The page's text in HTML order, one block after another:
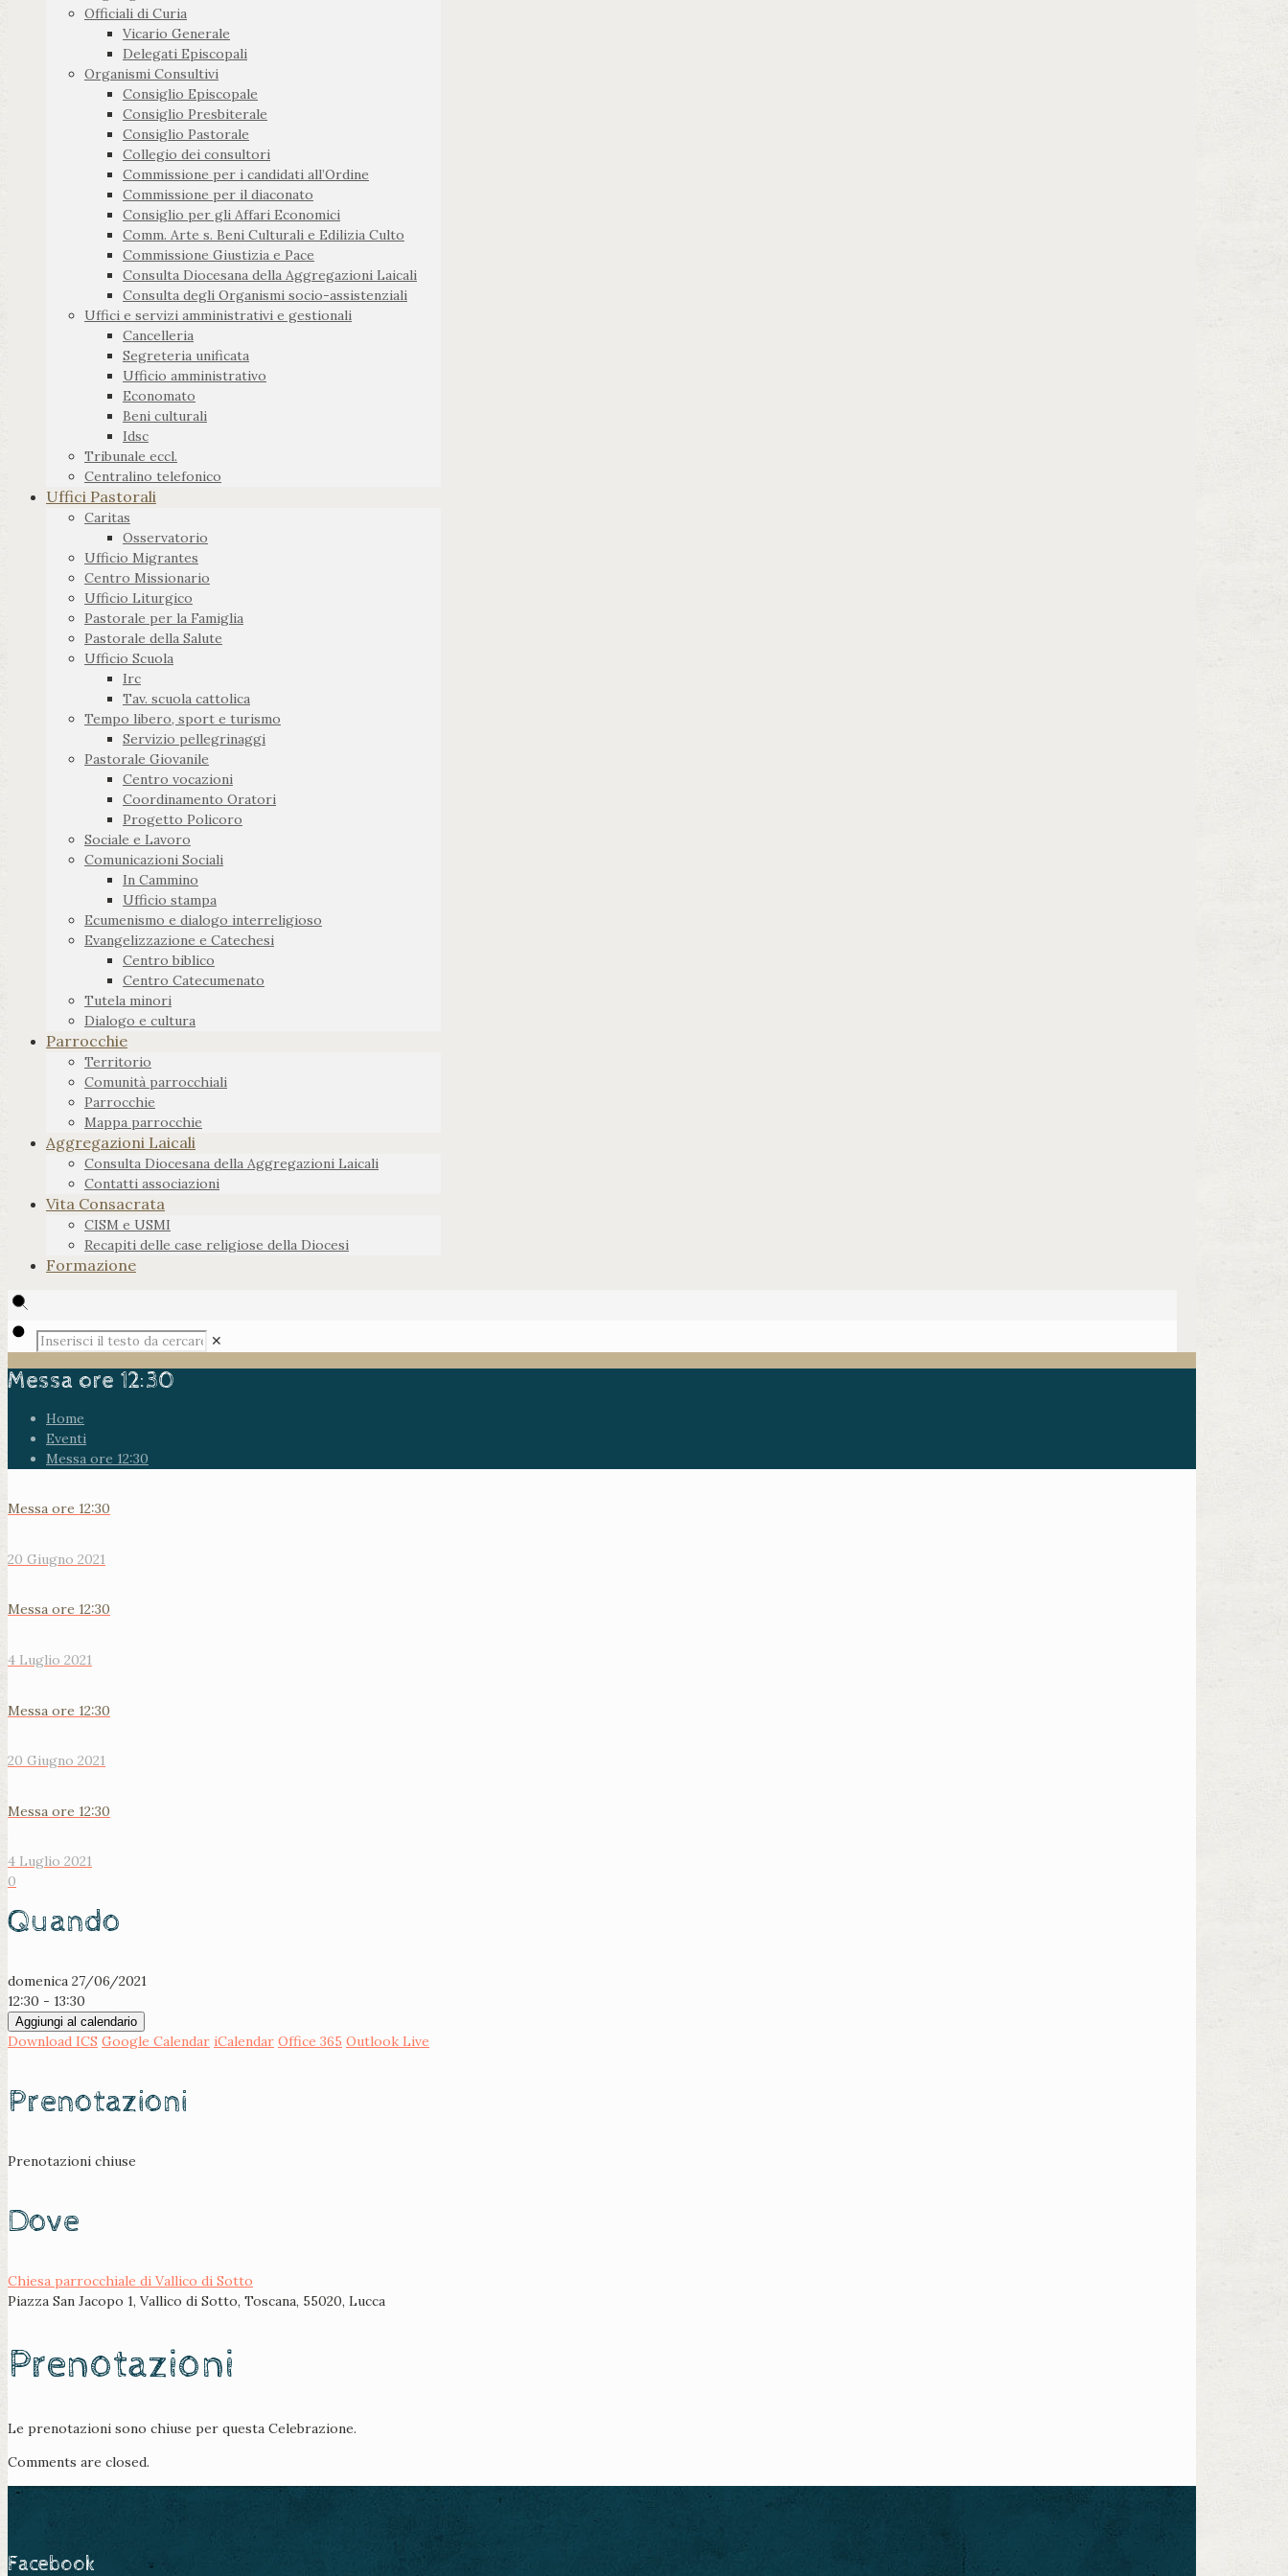
Officiali di Curia
Vicario Generale
Delegati Episcopali
Organismi Consultivi
Consiglio Episcopale
Consiglio Presbiterale
Consiglio Pastorale
Collegio dei consultori
Commissione per i candidati all’Ordine
Commissione per il diaconato
Consiglio per gli Affari Economici
Comm. Arte s. Beni Culturali e Edilizia Culto
Commissione Giustizia e Pace
Consulta Diocesana della Aggregazioni Laicali
Consulta degli Organismi socio-assistenziali
Uffici e servizi amministrativi e gestionali
Cancelleria
Segreteria unificata
Ufficio amministrativo
Economato
Beni culturali
Idsc
Tribunale eccl.
Centralino telefonico
Uffici Pastorali
Caritas
Osservatorio
Ufficio Migrantes
Centro Missionario
Ufficio Liturgico
Pastorale per la Famiglia
Pastorale della Salute
Ufficio Scuola
Irc
Tav. scuola cattolica
Tempo libero, sport e turismo
Servizio pellegrinaggi
Pastorale Giovanile
Centro vocazioni
Coordinamento Oratori
Progetto Policoro
Sociale e Lavoro
Comunicazioni Sociali
In Cammino
Ufficio stampa
Ecumenismo e dialogo interreligioso
Evangelizzazione e Catechesi
Centro biblico
Centro Catecumenato
Tutela minori
Dialogo e cultura
Parrocchie
Territorio
Comunità parrocchiali
Parrocchie
Mappa parrocchie
Aggregazioni Laicali
Consulta Diocesana della Aggregazioni Laicali
Contatti associazioni
Vita Consacrata
CISM e USMI
Recapiti delle case religiose della Diocesi
Formazione
✕
Messa ore 12:30
Home
Eventi
Messa ore 12:30
Messa ore 12:30
20 Giugno 2021
Messa ore 12:30
4 Luglio 2021
Messa ore 12:30
20 Giugno 2021
Messa ore 12:30
4 Luglio 2021
0
Quando
domenica 27/06/2021
12:30 - 13:30
Aggiungi al calendario
Download ICS Google Calendar iCalendar Office 365 Outlook Live
Prenotazioni
Prenotazioni chiuse
Dove
Chiesa parrocchiale di Vallico di Sotto
Piazza San Jacopo 1, Vallico di Sotto, Toscana, 55020, Lucca
Prenotazioni
Le prenotazioni sono chiuse per questa Celebrazione.
Comments are closed.
Facebook